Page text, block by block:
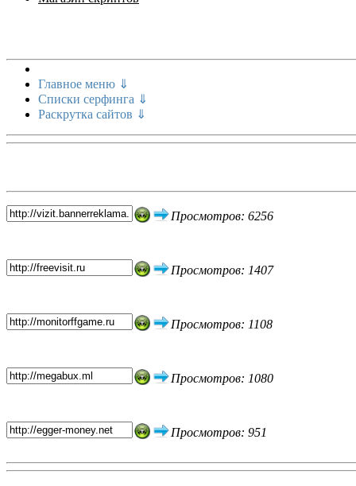
Главное меню ⇓
Списки серфинга ⇓
Раскрутка сайтов ⇓
Просмотров: 6256
Просмотров: 1407
Просмотров: 1108
Просмотров: 1080
Просмотров: 951